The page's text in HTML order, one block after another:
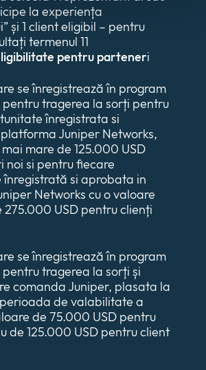
la experiența
și 1 client eligibil – pentru
termenul 11
pentru parteneri
se înregistrează în program
pentru tragerea la sorți pentru
înregistrata si
Juniper Networks,
mare de 125.000 USD
noi si pentru fiecare
si aprobata in
Networks cu o valoare
275.000 USD pentru clienți
se înregistrează în program
tragerea la sorți și
comanda Juniper, plasata la
de valabilitate a
de 75.000 USD pentru
de 125.000 USD pentru client